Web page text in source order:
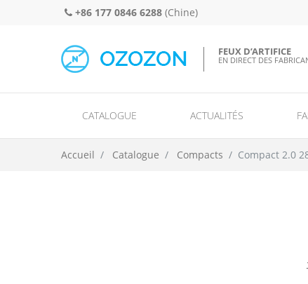
+86 177 0846 6288 (Chine)
FEUX D’ARTIFICE
EN DIRECT DES
CATALOGUE ACTUALITÉS
Accueil Catalogue Compacts Compact 2.0